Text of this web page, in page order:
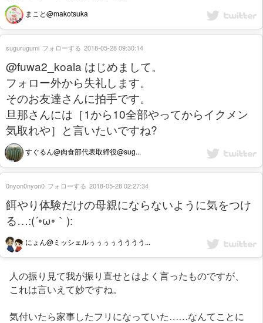
まこと@makotsuka
@fuwa2_koala はじめまして。
フォロー外から失礼します。
そのお友達さんに拍手です。
旦那さんには［1から10全部やってからイクメン
気取れや］と言いたいですね?
すぐるん@肉食部代表取締役@sug...
sugurugumi フォローする 2018-05-28 09:30:14
餌やり体験だけの母親にならないように気をつけ
る…:(´◦ω◦｀):
にょん@ミッシェルぅぅぅぅうううう...
0nyon0nyon0 フォローする 2018-05-28 02:27:34
人の振り見て我が振り直せとはよく言ったものですが、
これは言いえて妙ですね。
気付いたら家事したフリになっていた……なんてことに